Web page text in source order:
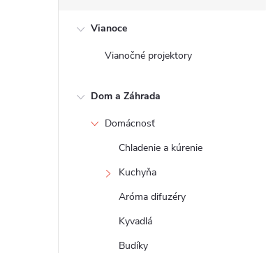
Vianoce
Vianočné projektory
Dom a Záhrada
Domácnosť
Chladenie a kúrenie
Kuchyňa
Aróma difuzéry
Kyvadlá
Budíky